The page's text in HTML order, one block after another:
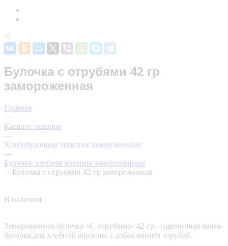
Булочка с отрубями 42 гр
замороженная
Главная
—
Каталог товаров
—
Хлебобулочные изделия замороженные
—
Булочки хлебная корзина замороженные
—Булочка с отрубями 42 гр замороженная
В наличии
Замороженная булочка «С отрубями» 42 гр - пшеничная мини-
булочка для хлебной корзины с добавлением отрубей.